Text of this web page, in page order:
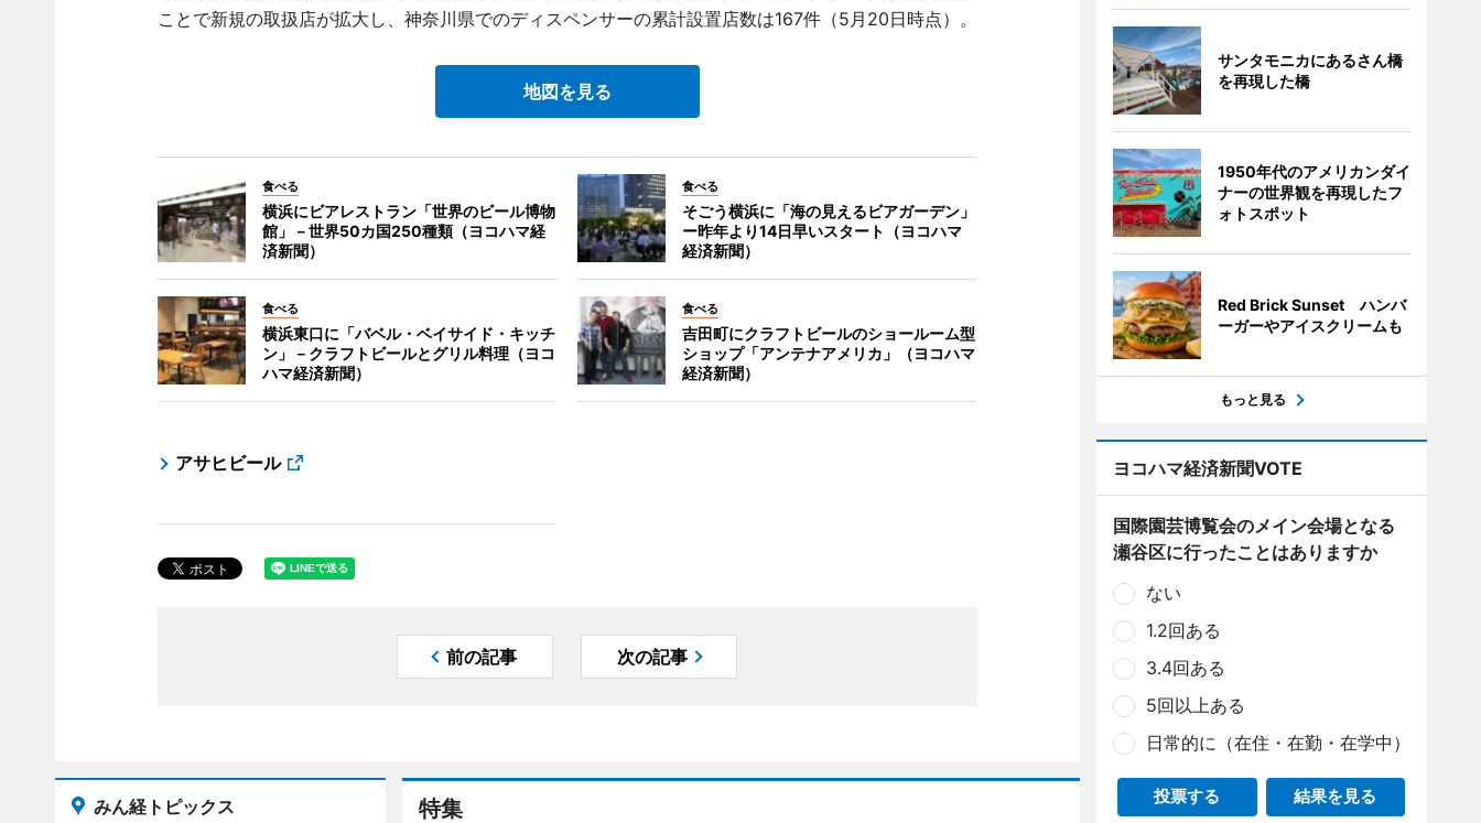
ことで新規の取扱店が拡大し、神奈川県でのディスペンサーの累計設置店数は167件（5月20日時点）。
地図を見る
食べる
横浜にビアレストラン「世界のビール博物
館」－世界50カ国250種類（ヨコハマ経
済新聞）
食べる
そごう横浜に「海の見えるビアガーデン」
ー昨年より14日早いスタート（ヨコハマ
経済新聞）
食べる
横浜東口に「バベル・ベイサイド・キッチ
ン」－クラフトビールとグリル料理（ヨコ
ハマ経済新聞）
食べる
吉田町にクラフトビールのショールーム型
ショップ「アンテナアメリカ」（ヨコハマ
経済新聞）
アサヒビール
前の記事 次の記事
特集
みん経トピックス
サンタモニカにあるさん橋
を再現した橋
1950年代のアメリカンダイ
ナーの世界観を再現したフ
ォトスポット
Red Brick Sunset ハンバ
ーガーやアイスクリームも
もっと見る
ヨコハマ経済新聞VOTE
国際園芸博覧会のメイン会場となる
瀬谷区に行ったことはありますか
ない
1.2回ある
3.4回ある
5回以上ある
日常的に（在住・在勤・在学中）
投票する 結果を見る